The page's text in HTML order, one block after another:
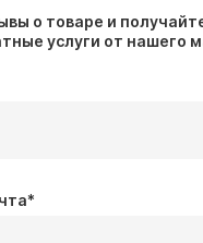
о товаре и
услуги от нашего
*